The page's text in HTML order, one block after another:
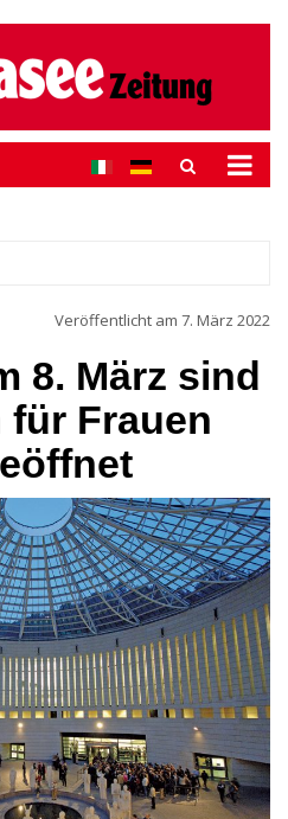
Veröffentlicht am 7. März 2022
8. März sind
für Frauen